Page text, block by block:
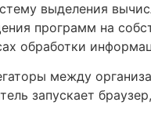
выделения
программ на
обработки
между
запускает